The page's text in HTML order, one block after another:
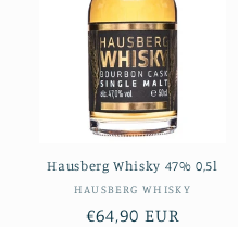
Hausberg Whisky 47% 0,5l
Anbieter:
HAUSBERG WHISKY
Normaler
€64,90 EUR